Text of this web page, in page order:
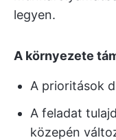
legyen.
A környezete
A prioritások
A feladat
közepén